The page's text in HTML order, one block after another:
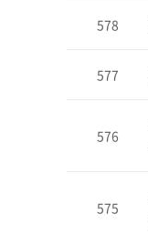
578
577
576
575